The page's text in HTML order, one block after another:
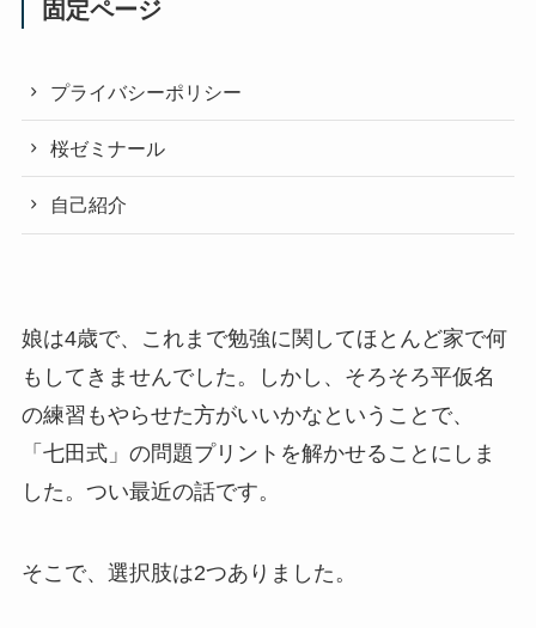
固定ページ
プライバシーポリシー
桜ゼミナール
自己紹介
娘は4歳で、これまで勉強に関してほとんど家で何
もしてきませんでした。しかし、そろそろ平仮名
の練習もやらせた方がいいかなということで、
「七田式」の問題プリントを解かせることにしま
した。つい最近の話です。
そこで、選択肢は2つありました。